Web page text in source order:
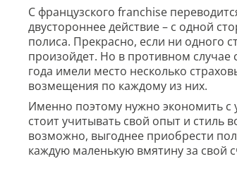
С французского franchise
двустороннее действие – с одной
полиса. Прекрасно, если ни одного
произойдет. Но в противном случае
года имели место несколько
возмещения по каждому из них.
Именно поэтому нужно экономить с
стоит учитывать свой опыт и стиль
возможно, выгоднее приобрести
каждую маленькую вмятину за свой